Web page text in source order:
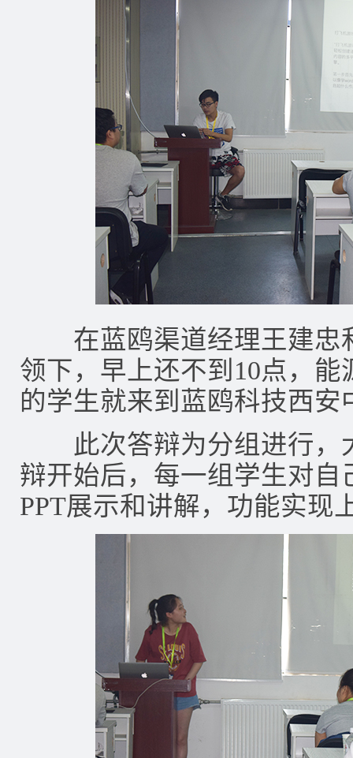
在蓝鸥渠道经理王建忠
领下，早上还不到10点，
的学生就来到蓝鸥科技西
此次答辩为分组进行，
辩开始后，每一组学生对
PPT展示和讲解，功能实现